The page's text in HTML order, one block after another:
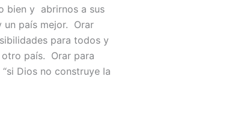
bien y abrirnos a sus
un país mejor. Orar
para todos y
otro país. Orar para
Dios no construye la